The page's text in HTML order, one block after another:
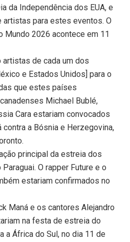
da Independência dos EUA, e
artistas para estes eventos. O
Mundo 2026 acontece em 11
de cada um dos
e Estados Unidos] para o
que estes países
Michael Bublé,
Cara estariam convocados
contra a Bósnia e Herzegovina,
principal da estreia dos
O rapper Future e o
estariam confirmados no
Maná e os cantores Alejandro
na festa de estreia do
a África do Sul, no dia 11 de